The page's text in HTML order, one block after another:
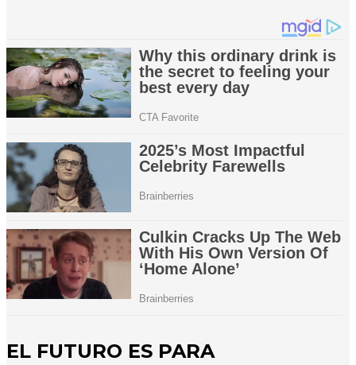
EL FUTURO ES PARA